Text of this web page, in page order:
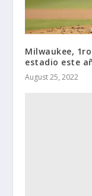
Milwaukee,
estadio este
August 25, 2022